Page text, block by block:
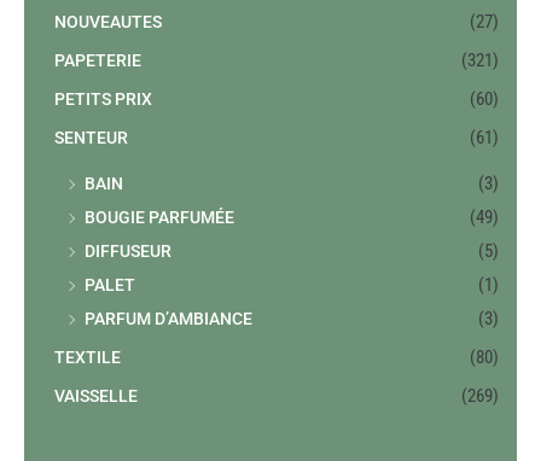
NOUVEAUTES (27)
PAPETERIE (321)
PETITS PRIX (60)
SENTEUR (61)
BAIN (3)
BOUGIE PARFUMÉE (49)
DIFFUSEUR (5)
PALET (1)
PARFUM D’AMBIANCE (3)
TEXTILE (80)
VAISSELLE (269)